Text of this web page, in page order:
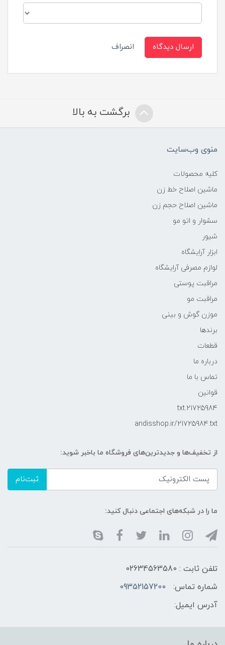
ارسال دیدگاه انصراف
برگشت به بالا
منوی وب‌سایت
کلیه محصولات
ماشین اصلاح خط زن
ماشین اصلاح حجم زن
سشوار و اتو مو
شیور
ابزار آرایشگاه
لوازم مصرفی آرایشگاه
مراقبت پوستی
مراقبت مو
موزن گوش و بینی
برندها
قطعات
درباره ما
تماس با ما
قوانین
21725984.txt
andisshop.ir/21725984.txt
از تخفیف‌ها و جدیدترین‌های فروشگاه ما باخبر شوید:
ثبت‌نام
ما را در شبکه‌های اجتماعی دنبال کنید:
تلفن ثابت : 02634563580
شماره تماس:
09352157200
آدرس ایمیل: